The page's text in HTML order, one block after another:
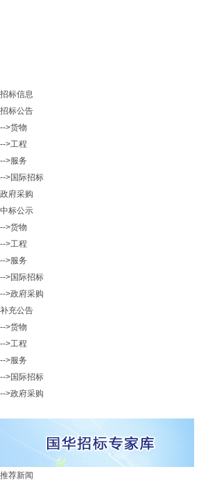
招标信息
招标公告
-->货物
-->工程
-->服务
-->国际招标
政府采购
中标公示
-->货物
-->工程
-->服务
-->国际招标
-->政府采购
补充公告
-->货物
-->工程
-->服务
-->国际招标
-->政府采购
推荐新闻